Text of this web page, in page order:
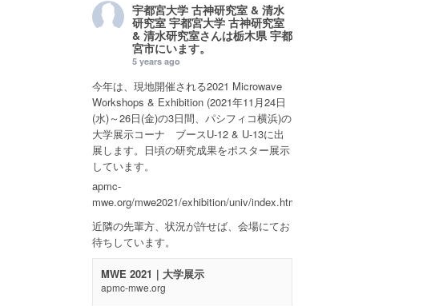
宇都宮大学 古神研究室 & 清水
研究室 宇都宮大学 古神研究室
& 清水研究室さんは栃木県 宇都
宮市にいます。
5 years ago
今年は、現地開催される2021 Microwave
Workshops & Exhibition (2021年11月24日
(水)～26日(金)の3日間、パシフィコ横浜)の
大学展示コーナ ブースU-12 & U-13に出
展します。日頃の研究成果をポスター展示
しています。
apmc-
mwe.org/mwe2021/exhibition/univ/index.html
近隣の先輩方、状況が許せば、会場にてお
待ちしています。
MWE 2021｜大学展示
apmc-mwe.org